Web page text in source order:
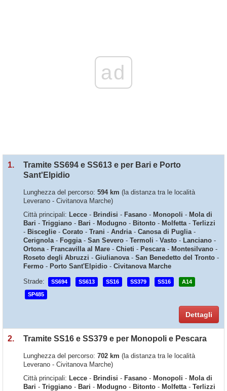
ad
1.
Tramite SS694 e SS613 e per Bari e Porto
Sant'Elpidio
Lunghezza del percorso: 594 km (la distanza tra le località
Leverano - Civitanova Marche)
Città principali: Lecce - Brindisi - Fasano - Monopoli - Mola di
Bari - Triggiano - Bari - Modugno - Bitonto - Molfetta- Terlizzi
- Bisceglie - Corato - Trani - Andria- Canosa di Puglia-
Cerignola- Foggia- San Severo - Termoli - Vasto - Lanciano -
Ortona- Francavilla al Mare - Chieti - Pescara- Montesilvano -
Roseto degli Abruzzi - Giulianova- San Benedetto del Tronto -
Fermo - Porto Sant'Elpidio - Civitanova Marche
Strade:
SS694 SS613 SS16 SS379 SS16 A14
SP485
Dettagli
2. Tramite SS16 e SS379 e per Monopoli e Pescara
Lunghezza del percorso: 702 km (la distanza tra le località
Leverano - Civitanova Marche)
Città principali: Lecce - Brindisi - Fasano - Monopoli - Mola di
Bari - Triggiano - Bari - Modugno - Bitonto - Molfetta- Terlizzi